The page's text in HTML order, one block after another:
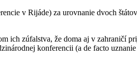
v Rijáde) za urovnanie dvoch
ich zúfalstva, že doma aj v zahraničí
konferencii (a de facto